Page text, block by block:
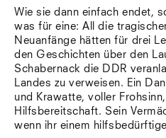
Wie sie dann einfach endet,
was für eine: All die
Neuanfänge hätten für drei
den Geschichten über den
Schabernack die DDR
Landes zu verweisen. Ein
und Krawatte, voller
Hilfsbereitschaft. Sein
wenn ihr einem